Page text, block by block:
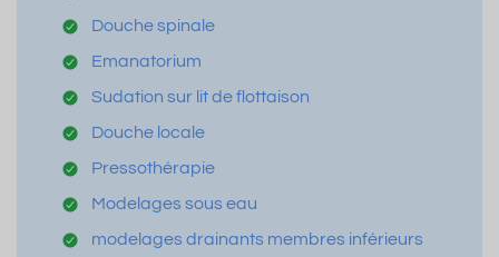
Douche spinale
Emanatorium
Sudation sur lit de flottaison
Douche locale
Pressothérapie
Modelages sous eau
modelages drainants membres inférieurs